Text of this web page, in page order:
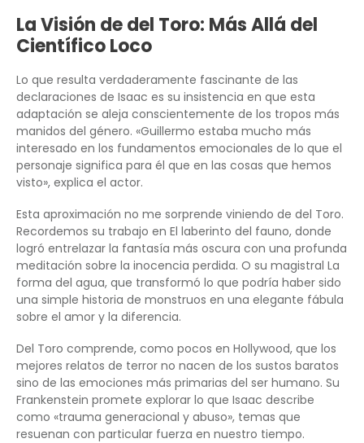
La Visión de del Toro: Más Allá del
Científico Loco
Lo que resulta verdaderamente fascinante de las
declaraciones de Isaac es su insistencia en que esta
adaptación se aleja conscientemente de los tropos más
manidos del género. «Guillermo estaba mucho más
interesado en los fundamentos emocionales de lo que el
personaje significa para él que en las cosas que hemos
visto», explica el actor.
Esta aproximación no me sorprende viniendo de del Toro.
Recordemos su trabajo en El laberinto del fauno, donde
logró entrelazar la fantasía más oscura con una profunda
meditación sobre la inocencia perdida. O su magistral La
forma del agua, que transformó lo que podría haber sido
una simple historia de monstruos en una elegante fábula
sobre el amor y la diferencia.
Del Toro comprende, como pocos en Hollywood, que los
mejores relatos de terror no nacen de los sustos baratos
sino de las emociones más primarias del ser humano. Su
Frankenstein promete explorar lo que Isaac describe
como «trauma generacional y abuso», temas que
resuenan con particular fuerza en nuestro tiempo.